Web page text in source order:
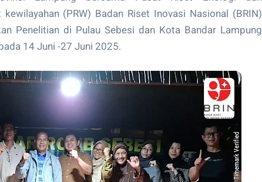
(PRW) Badan Riset Inovasi Nasional (BRIN)
Penelitian di Pulau Sebesi dan Kota Bandar Lampung
14 Juni -27 Juni 2025.